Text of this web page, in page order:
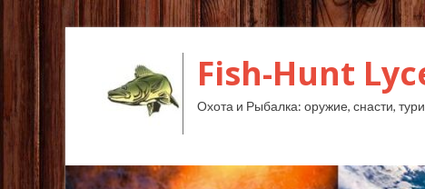
Fish-Hunt
Охота и Рыбалка: оружие, снасти,